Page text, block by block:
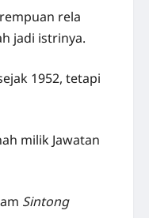
rela
jadi istrinya.
1952, tetapi
milik Jawatan
Sintong